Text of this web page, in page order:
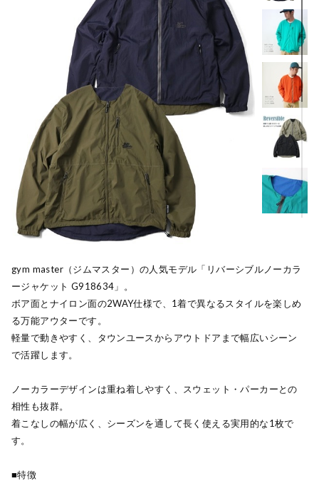
gym master（ジムマスター）の人気モデル「リバーシブルノーカラ
ージャケット G918634」。
ボア面とナイロン面の2WAY仕様で、1着で異なるスタイルを楽しめ
る万能アウターです。
軽量で動きやすく、タウンユースからアウトドアまで幅広いシーン
で活躍します。
ノーカラーデザインは重ね着しやすく、スウェット・パーカーとの
相性も抜群。
着こなしの幅が広く、シーズンを通して長く使える実用的な1枚で
す。
■特徴